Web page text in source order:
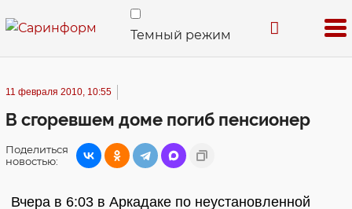
Темный режим
11 февраля 2010, 10:55
В сгоревшем доме погиб пенсионер
Поделиться
новостью:
Вчера в 6:03 в Аркадаке по неустановленной